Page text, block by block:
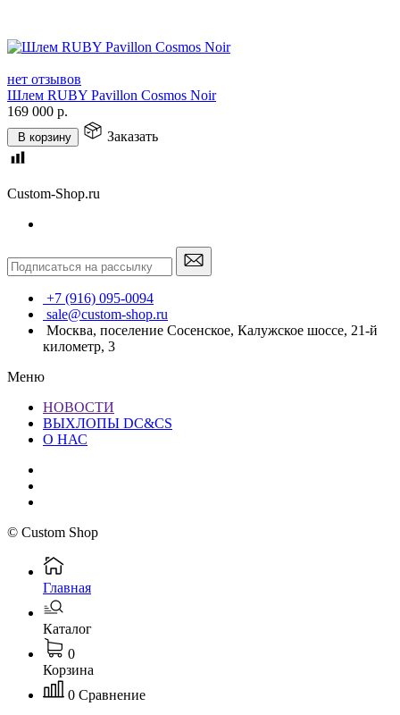
нет отзывов
Шлем RUBY Pavillon Cosmos Noir
169 000 р.
В корзину Заказать
Custom-Shop.ru
+7 (916) 095-0094
sale@custom-shop.ru
Москва, поселение Сосенское, Калужское шоссе, 21-й
километр, 3
Меню
НОВОСТИ
ВЫХЛОПЫ DC&CS
О НАС
© Custom Shop
Главная
Каталог
0
Корзина
0 Сравнение